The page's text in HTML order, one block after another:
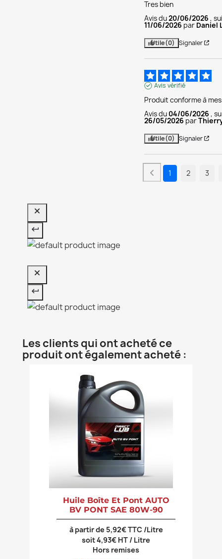
Tres bien
Avis du20/06/2026 ,
11/06/2026 par Daniel
Utile(0) Signaler
Avis vérifié
Produit conforme à
Avis du 04/06/2026 ,
26/05/2026 par
Utile(0) Signaler
1 2 3
Les clients qui ont acheté ce
produit ont également acheté :
Huile Boîte Et Pont AUTO
BV PONT SAE 80W-90
à partir de 5,92€ TTC /Litre
soit 4,93€ HT / Litre
Hors remises